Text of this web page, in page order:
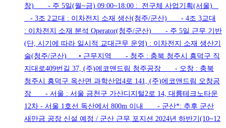
창) - 주 5일(월~금) 09:00~18:00 : 전구체 사업기획(서울)
- 3조 2교대 : 이차전지 소재 생산(청주/군산) - 4조 3교대
: 이차전지 소재 분석 Operator(청주/군산) - 주 5일 근무 기반
(단, 시기에 따라 일시적 교대근무 운영) : 이차전지 소재 생산기
술(청주/군산) • 근무지역 - 청주 : 충북 청주시 흥덕구 직
지대로409번길 37, (주)에코앤드림 청주공장 - 오창 : 충북
청주시 흥덕구 옥산면 과학산업4로 141, (주)에코앤드림 오창공
장 - 서울 : 서울 금천구 가산디지털2로 14, 대륭테크노타운
12차 - 서울 1호선 독산에서 800m 이내 - 군산*: 추후 군산
새만금 공장 신설 예정 / 군산 근무 포지션 2024년 하반기(10~12